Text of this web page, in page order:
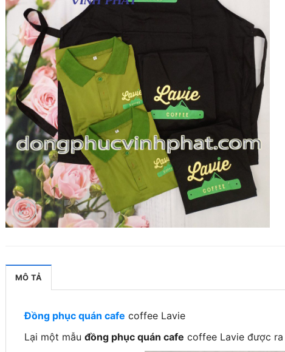
MÔ TẢ
Đồng phục quán cafe coffee Lavie
Lại một mẫu đồng phục quán cafe coffee Lavie được